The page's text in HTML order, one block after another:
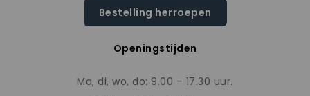
Bestelling herroepen
Openingstijden
Ma, di, wo, do: 9.00 – 17.30 uur.